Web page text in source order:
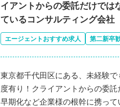
イアントからの委託だけでは
ているコンサルティング会社
エージェントおすすめ求人 第二新卒
東京都千代田区にある、未経験
度有り！クライアントからの委
早期化など企業様の根幹に携って